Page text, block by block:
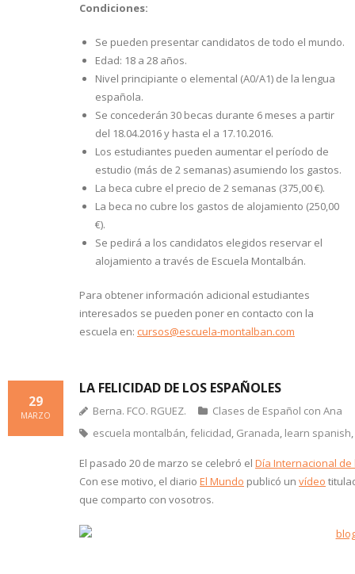
Condiciones:
Se pueden presentar candidatos de todo el mundo.
Edad: 18 a 28 años.
Nivel principiante o elemental (A0/A1) de la lengua
española.
Se concederán 30 becas durante 6 meses a partir
del 18.04.2016 y hasta el a 17.10.2016.
Los estudiantes pueden aumentar el período de
estudio (más de 2 semanas) asumiendo los gastos.
La beca cubre el precio de 2 semanas (375,00 €).
La beca no cubre los gastos de alojamiento (250,00
€).
Se pedirá a los candidatos elegidos reservar el
alojamiento a través de Escuela Montalbán.
Para obtener información adicional estudiantes
interesados se pueden poner en contacto con la
escuela en: cursos@escuela-montalban.com
LA FELICIDAD DE LOS ESPAÑOLES
29
MARZO Berna. FCO. RGUEZ.
Clases de Español con Ana
escuela montalbán,felicidad, Granada, learn spanish,
El pasado 20 de marzo se celebró el Día Internacional de
Con ese motivo, el diario El Mundo publicó un vídeo
que comparto con vosotros.